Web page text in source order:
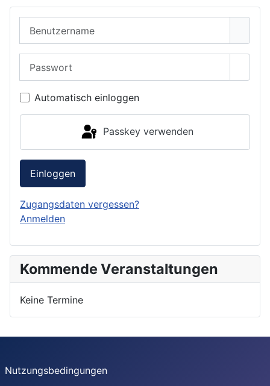
Automatisch einloggen
Passkey verwenden
Einloggen
Zugangsdaten vergessen?
Anmelden
Kommende Veranstaltungen
Keine Termine
Nutzungsbedingungen